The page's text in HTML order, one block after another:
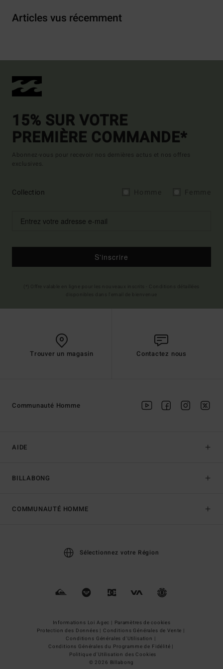
Articles vus récemment
15% SUR VOTRE
PREMIÈRE COMMANDE*
Abonnez-vous pour recevoir nos dernières actus et nos offres
exclusives.
Collection
S'inscrire
Trouver un magasin Contactez nous
AIDE
BILLABONG
Communauté Homme
COMMUNAUTÉ HOMME
Sélectionnez votre Région
Informations Loi Agec | Paramètres de cookies
Protection des Données | Conditions Générales de Vente |
Conditions Générales d'Utilisation |
Conditions Générales du Programme de Fidélité |
Politique d'Utilisation des Cookies
© 2026 Billabong